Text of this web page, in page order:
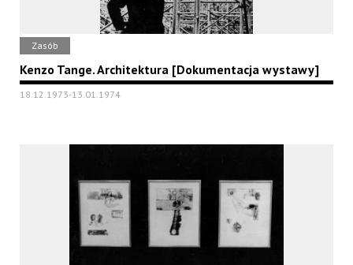
Zasób
Kenzo Tange. Architektura [Dokumentacja wystawy]
18.12.1973-13.01.1974